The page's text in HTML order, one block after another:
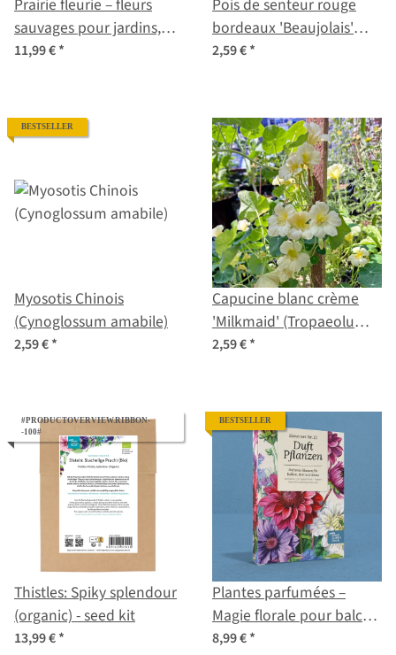
Prairie fleurie – fleurs
sauvages pour jardins,
balcons & abeilles –
11,99 €*
Pois de senteur rouge
bordeaux 'Beaujolais'
(Lathyrus odoratus)
2,59 €*
BESTSELLER
Myosotis Chinois
(Cynoglossum amabile)
2,59 €*
Capucine blanc crème
'Milkmaid' (Tropaeolum
majus) graines
2,59 €*
#PRODUCTOVERVIEW.RIBBON-
-100#
Thistles: Spiky splendour
(organic) - seed kit
13,99 €*
BESTSELLER
Plantes parfumées –
Magie florale pour balcon
& massif | Coffret de
8,99 €*